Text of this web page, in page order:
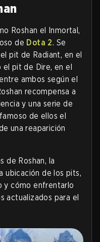
Roshan el Inmortal,
de Dota 2. Se
pit de Radiant, en el
pit de Dire, en el
ambos según el
recompensa a
y una serie de
de ellos el
una reaparición
de Roshan, la
ubicación de los pits,
y cómo enfrentarlo
actualizados para el